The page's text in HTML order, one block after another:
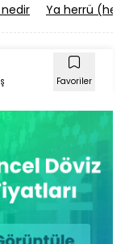
nedir Ya herrü
Favoriler